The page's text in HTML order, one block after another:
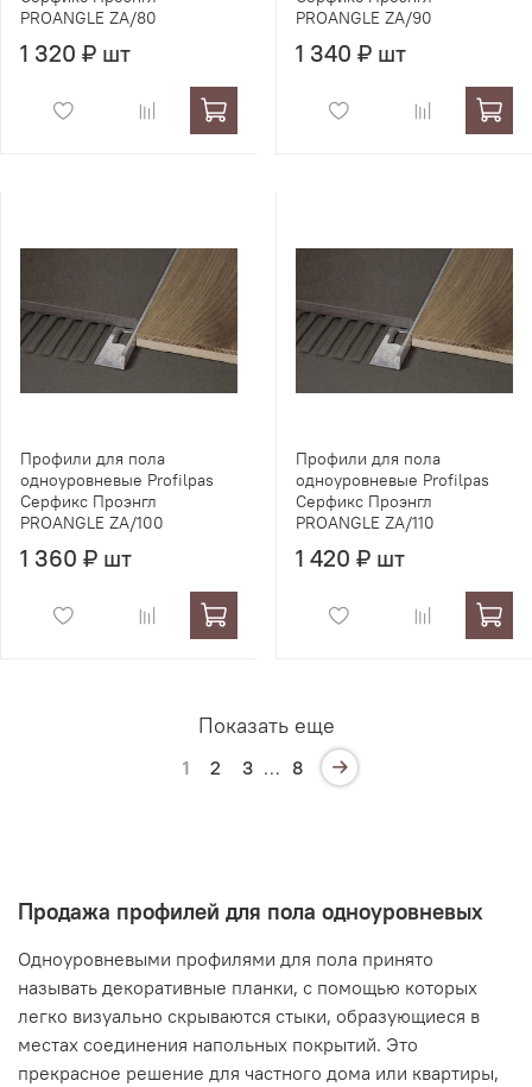
PROANGLE ZA/80
1 320 ₽ шт
PROANGLE ZA/90
1 340 ₽ шт
Профили для пола
одноуровневые Profilpas
Серфикс Проэнгл
PROANGLE ZA/100
1 360 ₽ шт
Профили для пола
одноуровневые Profilpas
Серфикс Проэнгл
PROANGLE ZA/110
1 420 ₽ шт
Показать еще
1 2 3 … 8
Продажа профилей для пола одноуровневых
Одноуровневыми профилями для пола принято
называть декоративные планки, с помощью которых
легко визуально скрываются стыки, образующиеся в
местах соединения напольных покрытий. Это
прекрасное решение для частного дома или квартиры,